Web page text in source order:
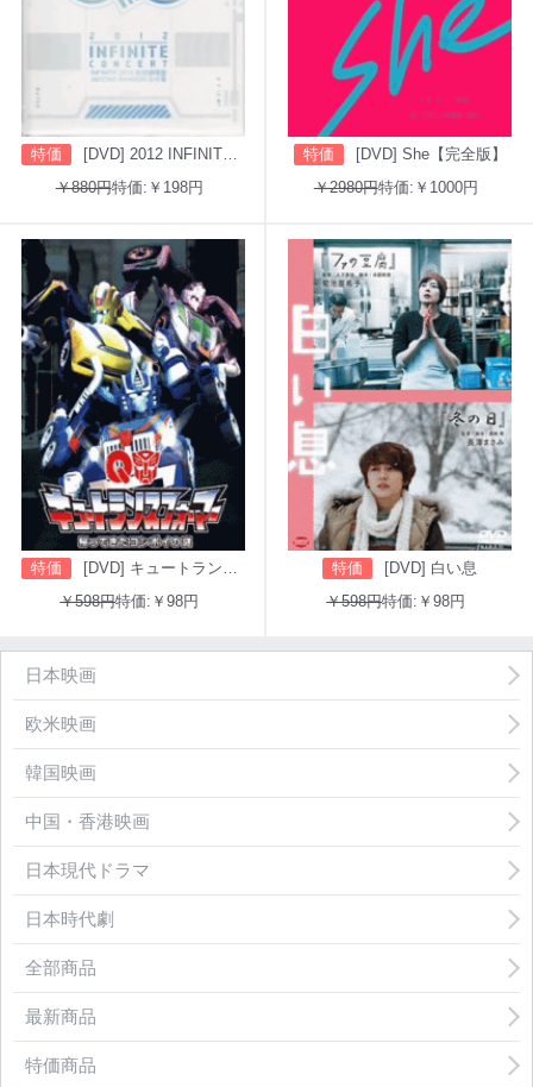
特価
[DVD] 2012 INFINITE CONCERT SECOND INVASION: EVOLUTION
￥880円特価:￥198円
特価
[DVD] She【完全版】
￥2980円特価:￥1000円
特価
[DVD] キュートランスフォーマー 帰ってきたコンボイの謎
￥598円特価:￥98円
特価
[DVD] 白い息
￥598円特価:￥98円
日本映画
欧米映画
韓国映画
中国・香港映画
日本現代ドラマ
日本時代劇
全部商品
最新商品
特価商品